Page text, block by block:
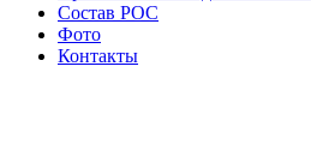
Состав РОС
Фото
Контакты